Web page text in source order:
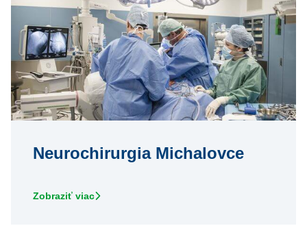
Neurochirurgia Michalovce
Zobraziť viac